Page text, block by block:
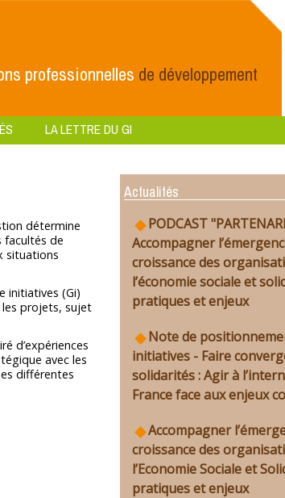
professionnelles de développement
LA LETTRE DU GI
détermine
facultés de
situations
initiatives (Gi)
les projets, sujet
d’expériences
avec les
différentes
Actualités
PODCAST
Accompagner
croissance des
l’économie sociale et
pratiques et enjeux
Note de
initiatives - Faire
solidarités : Agir à
France face aux enjeux
Accompagner
croissance des
l’Economie Sociale et
pratiques et enjeux